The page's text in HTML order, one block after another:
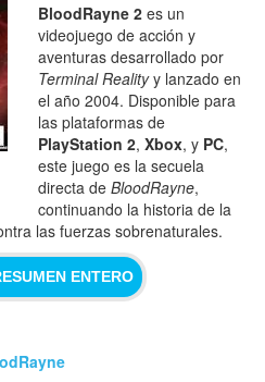
BloodRayne 2 es un
videojuego de acción y
aventuras desarrollado por
Terminal Realityy lanzado en
el año 2004. Disponible para
las plataformas de
PlayStation 2,Xbox, y PC,
este juego es la secuela
directa deBloodRayne,
continuando la historia de la
las fuerzas sobrenaturales.
ENTERO